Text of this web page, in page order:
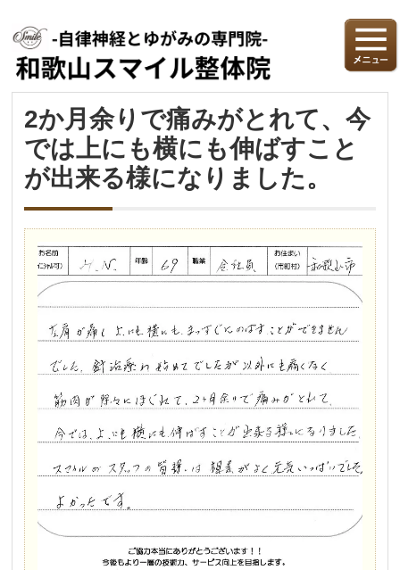
2か月余りで痛みがとれて、今
では上にも横にも伸ばすこと
が出来る様になりました。